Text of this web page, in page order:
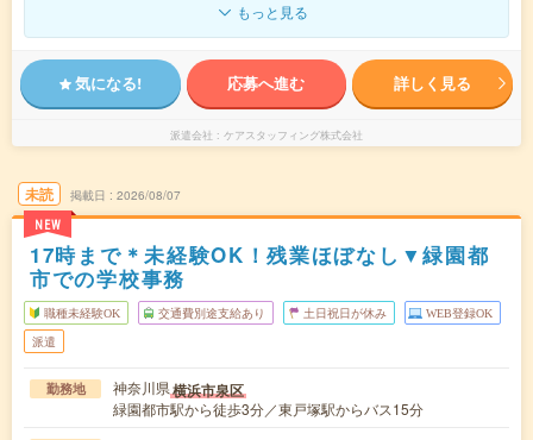
もっと見る
気になる! 応募へ進む 詳しく見る
派遣会社 ケアスタッフィング株式会社
未読
NEW
掲載日 2026/08/07
17時まで＊未経験OK！残業ほぼなし▼緑園都
市での学校事務
職種未経験OK 交通費別途支給あり 土日祝日が休み WEB登録OK
派遣
勤務地 神奈川県横浜市泉区
緑園都市駅から徒歩3分／東戸塚駅からバス15分